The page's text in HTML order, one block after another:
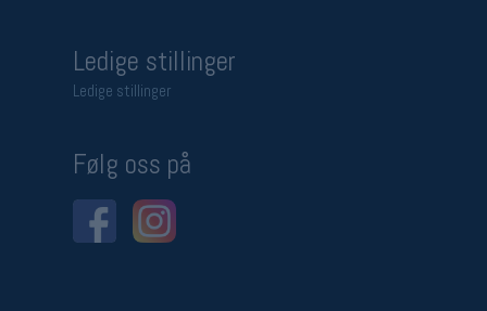
Ledige stillinger
Ledige stillinger
Følg oss på